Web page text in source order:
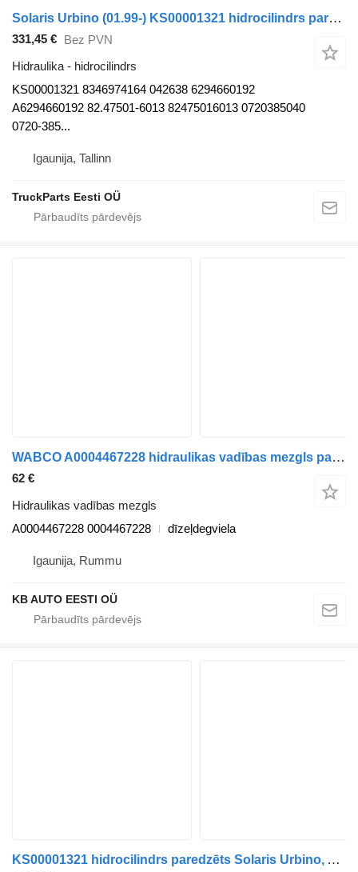
Solaris Urbino (01.99-) KS00001321 hidrocilindrs paredzēts Solaris Urbino, Alpino, Vacanza (1999-) autobusa
331,45 €
Bez PVN
Hidraulika - hidrocilindrs
KS00001321 8346974164 042638 6294660192
A6294660192 82.47501-6013 82475016013 0720385040
0720-385...
Igaunija, Tallinn
TruckParts Eesti OÜ
WABCO A0004467228 hidraulikas vadības mezgls paredzēts Solaris Urbino, Alpino, Vacanza (1999-) autobusa
62 €
Hidraulikas vadības mezgls
A0004467228 0004467228
dīzeļdegviela
Igaunija, Rummu
KB AUTO EESTI OÜ
KS00001321 hidrocilindrs paredzēts Solaris Urbino, Alpino, Vacanza (1999-) autobusa